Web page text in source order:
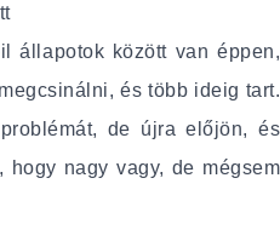
állapotok között van éppen,
és több ideig tart.
de újra előjön, és
hogy nagy vagy, de mégsem